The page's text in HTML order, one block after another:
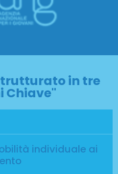
in tre
Chiave"
individuale ai